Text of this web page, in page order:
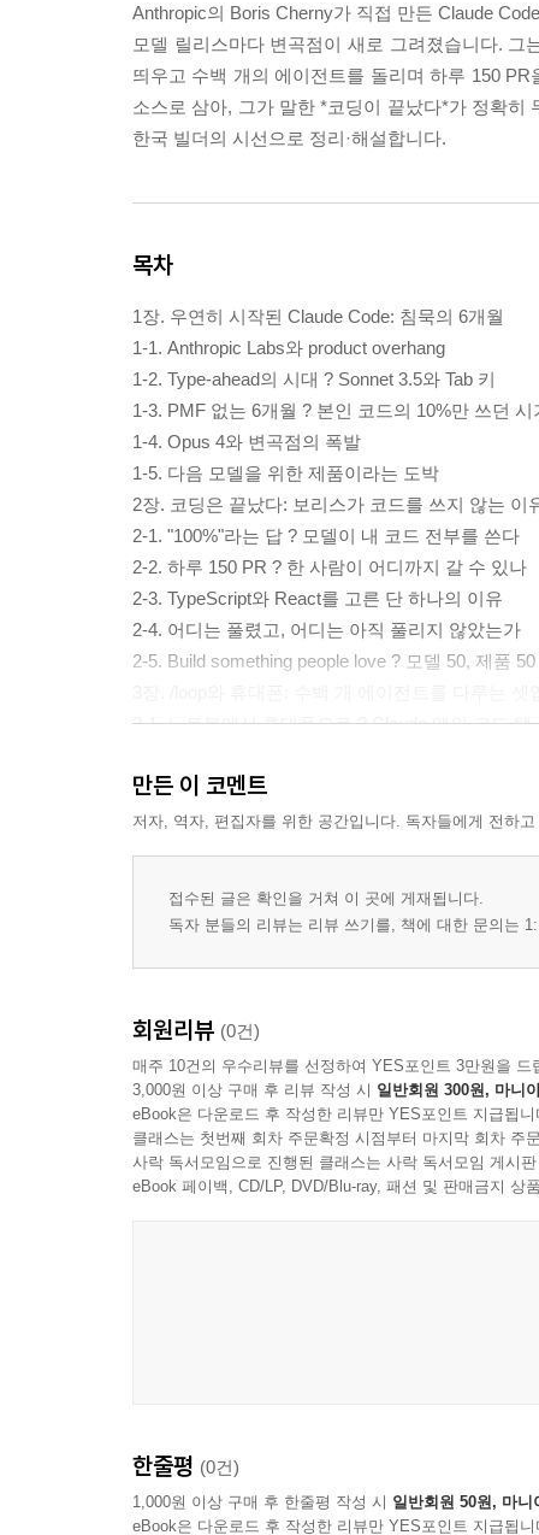
Anthropic의 Boris Cherny가 직접 만든 Claude
모델 릴리스마다 변곡점이 새로 그려졌습니다.
띄우고 수백 개의 에이전트를 돌리며 하루 150
소스로 삼아, 그가 말한 *코딩이 끝났다*가 정확히
한국 빌더의 시선으로 정리·해설합니다.
목차
1장. 우연히 시작된 Claude Code: 침묵의 6개월
1-1. Anthropic Labs와 product overhang
1-2. Type-ahead의 시대 ? Sonnet 3.5와 Tab 키
1-3. PMF 없는 6개월 ? 본인 코드의 10%만 쓰던 시
1-4. Opus 4와 변곡점의 폭발
1-5. 다음 모델을 위한 제품이라는 도박
2장. 코딩은 끝났다: 보리스가 코드를 쓰지 않는 이
2-1. "100%"라는 답 ? 모델이 내 코드 전부를 쓴다
2-2. 하루 150 PR ? 한 사람이 어디까지 갈 수 있나
2-3. TypeScript와 React를 고른 단 하나의 이유
2-4. 어디는 풀렸고, 어디는 아직 풀리지 않았는가
2-5. Build something people love ? 모델 50, 제품 50
3-1. 노트북에서 휴대폰으로 ? Claude 앱의 코드 탭
3-3. Boris의 loop 운영 사례
3-4. routines ? 노트북을 닫아도 계속 도는 일
4-1. SaaS 아포칼립스라는 질문 자체
4-3. 약화되는 모드 ? switching cost와 process
4-5. 스타트업 10배 ? "최고의 시기"라는 예측
5장. 인쇄기 이후의 소프트웨어: 누구나 만드는 시
5-1. 1400년대의 거울 ? 50년 만의 천 년치 출간
5-2. 회계사가 회계 소프트웨어를 가장 잘 만든다
5-3. MCP가 답이다 ? Co-work과 connector 한 묶음
5-4. Computer use라는 catchall과 4.7
만든 이 코멘트
저자, 역자, 편집자를 위한 공간입니다. 독자들에게 전하
접수된 글은 확인을 거쳐 이 곳에 게재됩니다.
독자 분들의 리뷰는 리뷰 쓰기를, 책에 대한 문의는
회원리뷰 (0건)
매주 10건의 우수리뷰를 선정하여 YES포인트 3만원을 드
3,000원 이상 구매 후 리뷰 작성 시 일반회원 300원, 마니
eBook은 다운로드 후 작성한 리뷰만 YES포인트 지급됩니
클래스는 첫번째 회차 주문확정 시점부터 마지막 회차 주
사락 독서모임으로 진행된 클래스는 사락 독서모임 게시
eBook 페이백, CD/LP, DVD/Blu-ray, 패션 및 판매금지 상
한줄평 (0건)
1,000원 이상 구매 후 한줄평 작성 시 일반회원 50원, 마니
eBook은 다운로드 후 작성한 리뷰만 YES포인트 지급됩니